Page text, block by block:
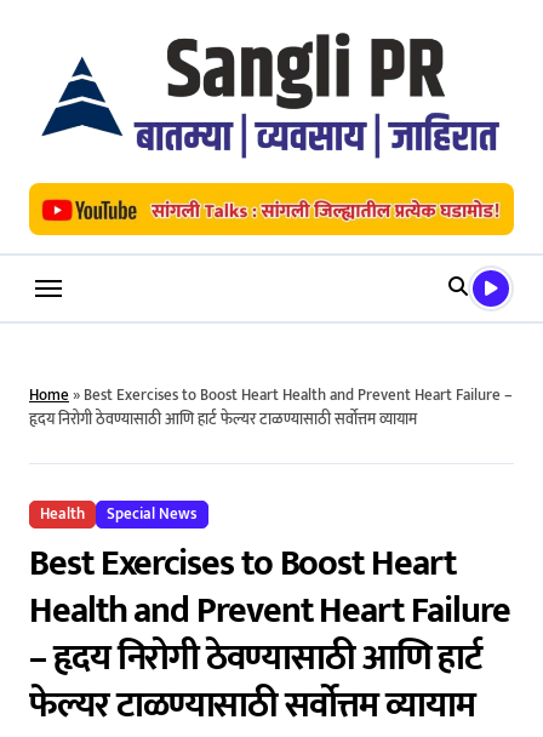
Home»Best Exercises to Boost Heart Health and Prevent Heart Failure –
हृदय निरोगी ठेवण्यासाठी आणि हार्ट फेल्यर टाळण्यासाठी सर्वोत्तम व्यायाम
Health Special News
Best Exercises to Boost Heart
Health and Prevent Heart Failure
– हृदय निरोगी ठेवण्यासाठी आणि हार्ट
फेल्यर टाळण्यासाठी सर्वोत्तम व्यायाम